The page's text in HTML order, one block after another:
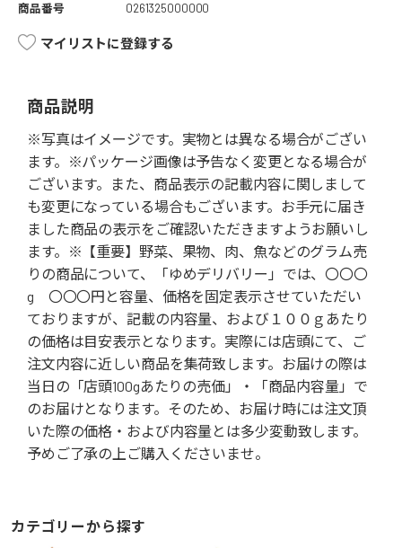
商品番号
0261325000000
マイリストに登録する
商品説明
※写真はイメージです。実物とは異なる場合がござい
ます。※パッケージ画像は予告なく変更となる場合が
ございます。また、商品表示の記載内容に関しまして
も変更になっている場合もございます。お手元に届き
ました商品の表示をご確認いただきますようお願いし
ます。※【重要】野菜、果物、肉、魚などのグラム売
りの商品について、「ゆめデリバリー」では、〇〇〇
g 〇〇〇円と容量、価格を固定表示させていただい
ておりますが、記載の内容量、および１００ｇあたり
の価格は目安表示となります。実際には店頭にて、ご
注文内容に近しい商品を集荷致します。お届けの際は
当日の「店頭100gあたりの売価」・「商品内容量」で
のお届けとなります。そのため、お届け時には注文頂
いた際の価格・および内容量とは多少変動致します。
予めご了承の上ご購入くださいませ。
カテゴリーから探す